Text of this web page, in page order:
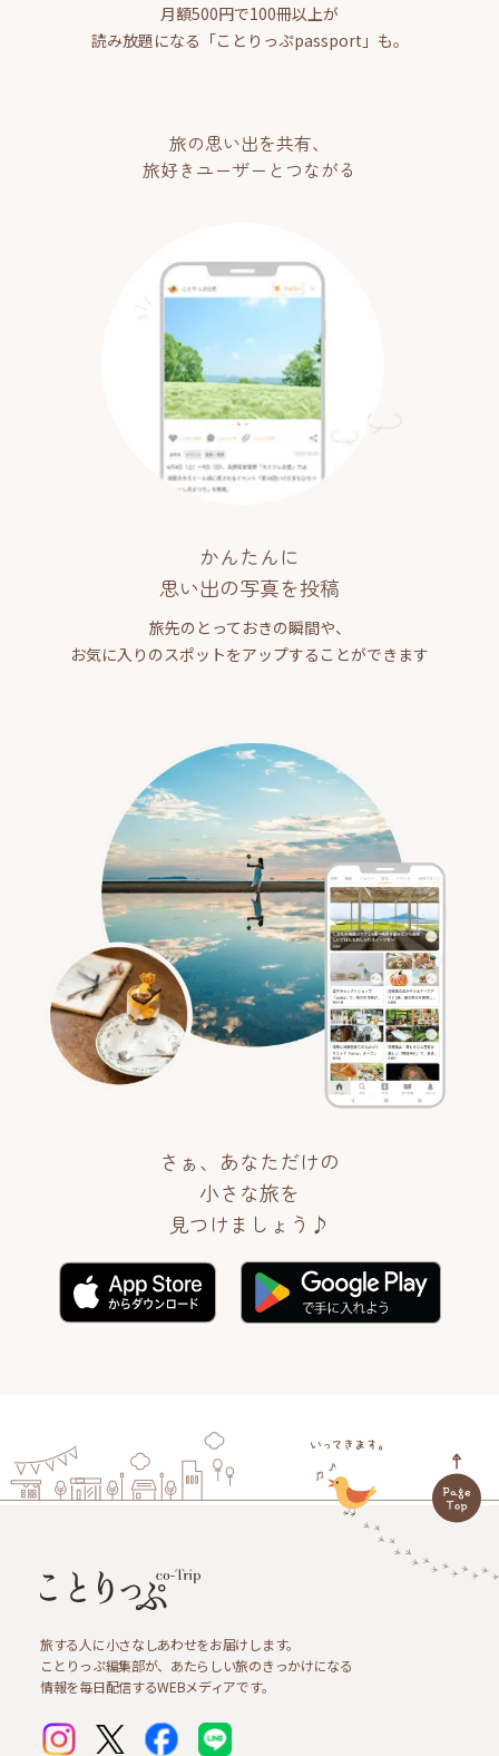
月額500円で100冊以上が
読み放題になる「ことりっぷpassport」も。
旅の思い出を共有、
旅好きユーザーとつながる
かんたんに
思い出の写真を投稿
旅先のとっておきの瞬間や、
お気に入りのスポットをアップすることができます
さぁ、あなただけの
小さな旅を
見つけましょう♪
旅する人に小さなしあわせをお届けします。
ことりっぷ編集部が、あたらしい旅のきっかけになる
情報を毎日配信するWEBメディアです。